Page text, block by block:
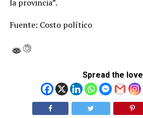
la provincia”.
Fuente: Costo político
Spread the love